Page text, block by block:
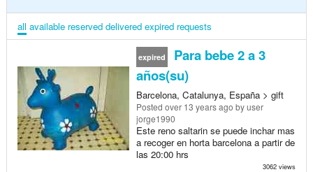
all available reserved delivered expired requests
expired
Para bebe 2 a 3
años(su)
Barcelona, Catalunya, España > gift
Posted over 13 years ago by user
jorge1990
Este reno saltarin se puede inchar mas
a recoger en horta barcelona a partir de
las 20:00 hrs
3062 views